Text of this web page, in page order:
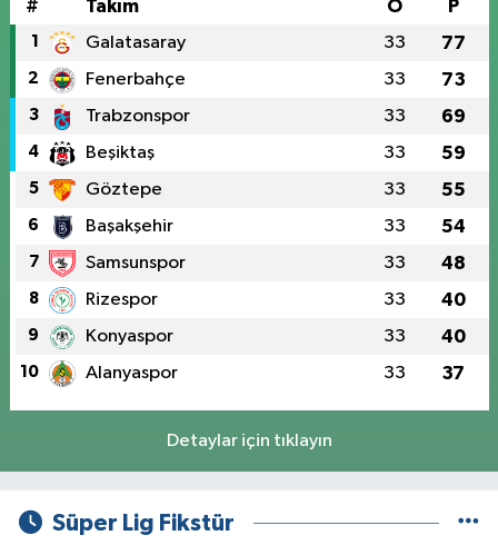
# Takım O P
1 Galatasaray 33 77
2 Fenerbahçe 33 73
3 Trabzonspor 33 69
4 Beşiktaş 33 59
5 Göztepe 33 55
6 Başakşehir 33 54
7 Samsunspor 33 48
8 Rizespor 33 40
9 Konyaspor 33 40
10 Alanyaspor 33 37
Detaylar için tıklayın
Süper Lig Fikstür